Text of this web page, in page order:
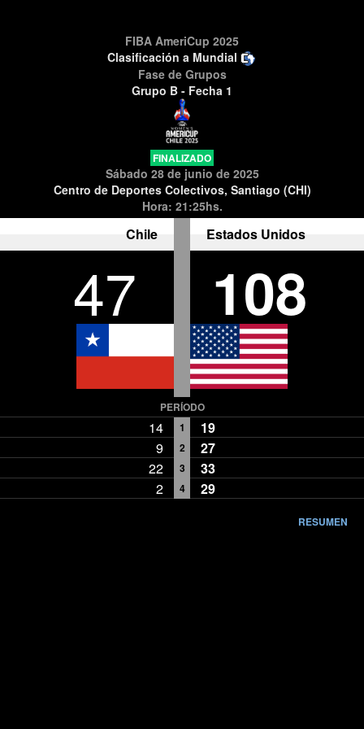
FIBA AmeriCup 2025
Clasificación a Mundial
Fase de Grupos
Grupo B - Fecha 1
FINALIZADO
Sábado 28 de junio de 2025
Centro de Deportes Colectivos, Santiago (CHI)
Hora: 21:25hs.
Chile Estados Unidos
47 108
PERÍODO
14 1
19
9
2
27
22
3
33
2
4 29
RESUMEN